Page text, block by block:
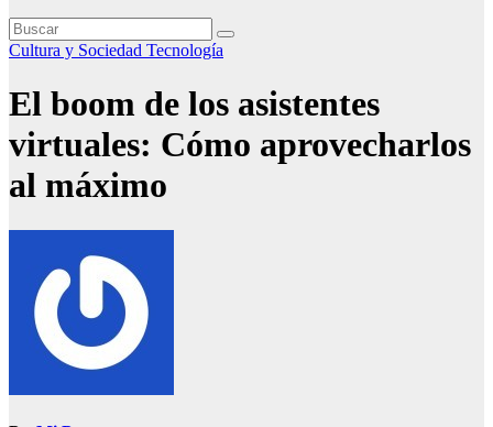
Cultura y Sociedad Tecnología
El boom de los asistentes
virtuales: Cómo aprovecharlos
al máximo